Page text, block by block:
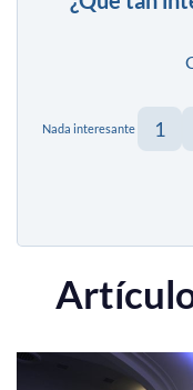
Nada interesante 1